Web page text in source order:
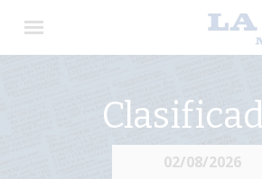
×
02/08/2026